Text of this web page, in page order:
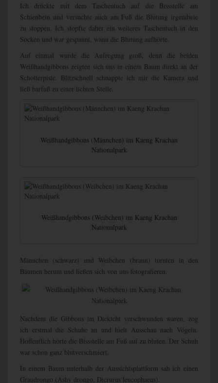
Ich drückte mit dem Taschentuch auf die Bissstelle am
Schienbein und versuchte auch am Fuß die Blutung irgendwie
zu stoppen. Ich stopfte daher ein weiteres Taschentuch in den
Socken und war gespannt, wann die Blutung aufhörte.
Auf einmal wurde die Aufregung groß, denn die beiden
Weißhandgibbons zeigten sich uns in einem Baum direkt an der
Schotterpiste. Blitzschnell schnappte ich mir die Kamera und
ließ barfuß zu einer lichten Stelle.
Weißhandgibbons (Männchen) im Kaeng Krachan
Nationalpark
Weißhandgibbons (Weibchen) im Kaeng Krachan
Nationalpark
Männchen (schwarz) und Weibchen (braun) turnten in den
Bäumen herum und ließen sich von uns fotografieren.
Nachdem die Gibbons im Dickicht verschwunden waren, zog
ich erstmal die Schuhe an und hielt Ausschau nach Vögeln.
Hoffentlich hörte die Bissstelle am Fuß auf zu bluten. Der Schuh
war schon ganz blutverschmiert.
In einem Baum unterhalb der Aussichtsplattform sah ich einen
Graudrongo (Ashy drongo, Dicrurus leucophaeus).